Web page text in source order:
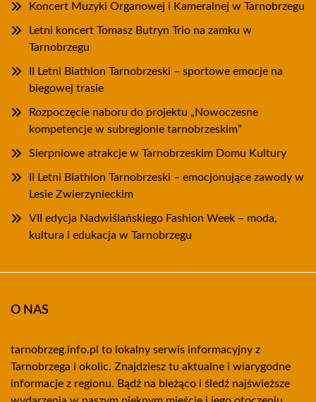
Koncert Muzyki Organowej i Kameralnej w Tarnobrzegu
Letni koncert Tomasz Butryn Trio na zamku w
Tarnobrzegu
II Letni Biathlon Tarnobrzeski – sportowe emocje na
biegowej trasie
Rozpoczęcie naboru do projektu „Nowoczesne
kompetencje w subregionie tarnobrzeskim”
Sierpniowe atrakcje w Tarnobrzeskim Domu Kultury
II Letni Biathlon Tarnobrzeski – emocjonujące zawody w
Lesie Zwierzynieckim
VII edycja Nadwiślańskiego Fashion Week – moda,
kultura i edukacja w Tarnobrzegu
O NAS
tarnobrzeg.info.pl to lokalny serwis informacyjny z
Tarnobrzega i okolic. Znajdziesz tu aktualne i wiarygodne
informacje z regionu. Bądź na bieżąco i śledź najświeższe